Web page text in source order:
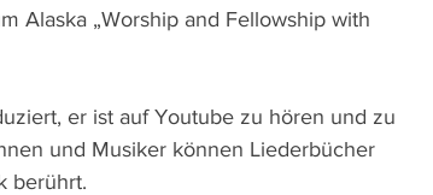
Alaska „Worship and Fellowship with
er ist auf Youtube zu hören und zu
und Musiker können Liederbücher
berührt.